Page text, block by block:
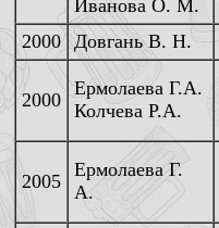
Иванова О. М.
2000 Довгань В. Н.
2000
Ермолаева Г.А.
Колчева Р.А.
2005
Ермолаева Г.
А.